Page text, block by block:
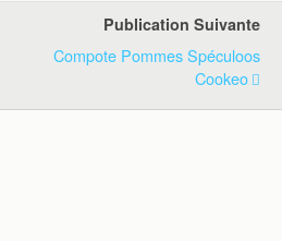
Publication Suivante
Compote Pommes Spéculoos
Cookeo